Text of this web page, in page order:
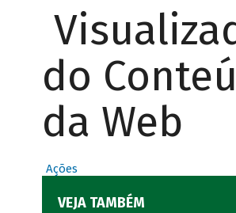
do
da Web
Ações
VEJA TAMBÉM